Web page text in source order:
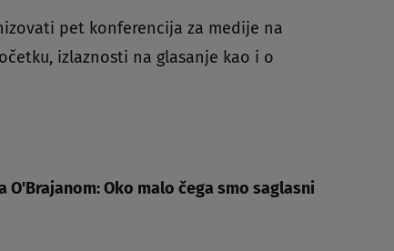
pet konferencija za medije na
izlaznosti na glasanje kao i o
O'Brajanom: Oko malo čega smo saglasni